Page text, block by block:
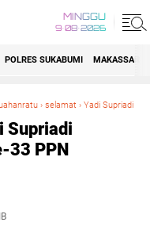
MINGGU
9•08•2026
POLRES SUKABUMI MAKASSAR
› selamat › Yadi Supriadi
Supriadi
33 PPN